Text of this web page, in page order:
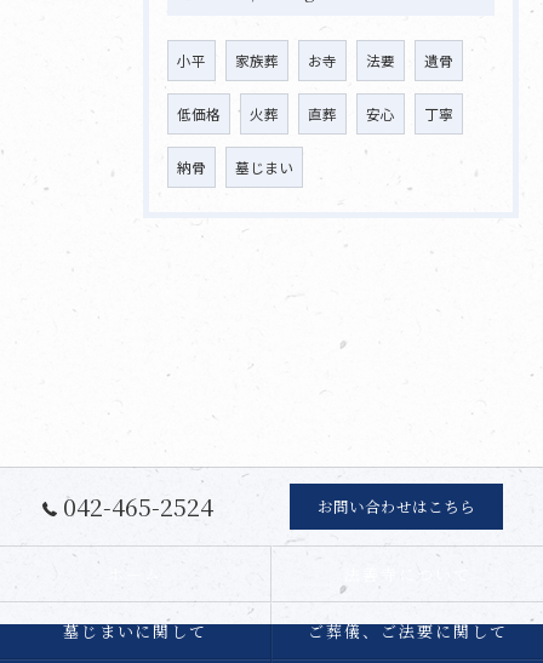
小平 家族葬 お寺 法要 遺骨
低価格 火葬 直葬 安心 丁寧
納骨 墓じまい
042-465-2524 お問い合わせはこちら
墓じまいに関して ご葬儀、ご法要に関して